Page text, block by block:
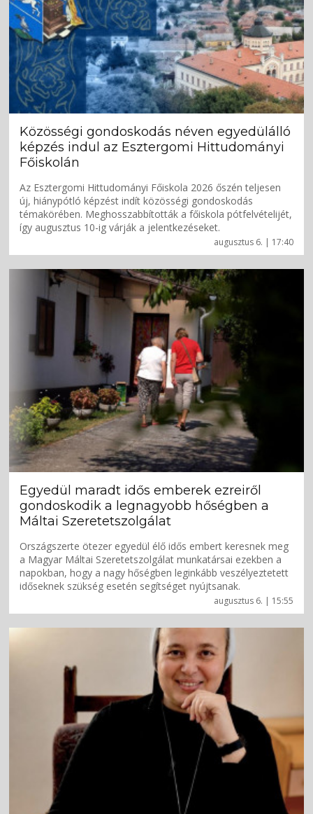
augusztus 6. | 17:40
Közösségi gondoskodás néven egyedülálló
képzés indul az Esztergomi Hittudományi
Főiskolán
Az Esztergomi Hittudományi Főiskola 2026 őszén teljesen
új, hiánypótló képzést indít közösségi gondoskodás
témakörében. Meghosszabbították a főiskola pótfelvételijét,
így augusztus 10-ig várják a jelentkezéseket.
augusztus 6. | 15:55
Egyedül maradt idős emberek ezreiről
gondoskodik a legnagyobb hőségben a
Máltai Szeretetszolgálat
Országszerte ötezer egyedül élő idős embert keresnek meg
a Magyar Máltai Szeretetszolgálat munkatársai ezekben a
napokban, hogy a nagy hőségben leginkább veszélyeztetett
időseknek szükség esetén segítséget nyújtsanak.